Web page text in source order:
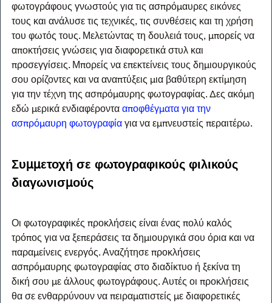
φωτογράφους γνωστούς για τις ασπρόμαυρες εικόνες
τους και ανάλυσε τις τεχνικές, τις συνθέσεις και τη χρήση
του φωτός τους. Μελετώντας τη δουλειά τους, μπορείς να
αποκτήσεις γνώσεις για διαφορετικά στυλ και
προσεγγίσεις. Μπορείς να επεκτείνεις τους δημιουργικούς
σου ορίζοντες και να αναπτύξεις μια βαθύτερη εκτίμηση
για την τέχνη της ασπρόμαυρης φωτογραφίας. Δες ακόμη
εδώ μερικά ενδιαφέροντα αποφθέγματα για την
ασπρόμαυρη φωτογραφία για να εμπνευστείς περαιτέρω.
Συμμετοχή σε φωτογραφικούς φιλικούς
διαγωνισμούς
Οι φωτογραφικές προκλήσεις είναι ένας πολύ καλός
τρόπος για να ξεπεράσεις τα δημιουργικά σου όρια και να
παραμείνεις ενεργός. Αναζήτησε προκλήσεις
ασπρόμαυρης φωτογραφίας στο διαδίκτυο ή ξεκίνα τη
δική σου με άλλους φωτογράφους. Αυτές οι προκλήσεις
θα σε ενθαρρύνουν να πειραματιστείς με διαφορετικές